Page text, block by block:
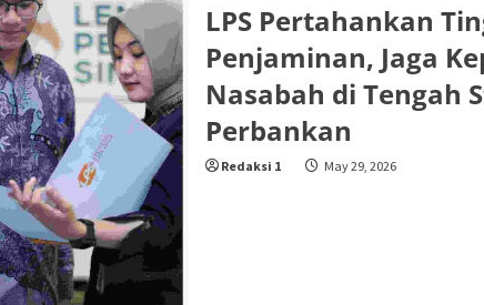
LPS Pertahankan
Penjaminan, Jaga
Nasabah di Tengah
Perbankan
Redaksi 1 May 29, 2026